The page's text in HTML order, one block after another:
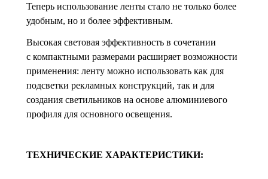
Теперь использование ленты стало не только более
удобным, но и более эффективным.
Высокая световая эффективность в сочетании
с компактными размерами расширяет возможности
применения: ленту можно использовать как для
подсветки рекламных конструкций, так и для
создания светильников на основе алюминиевого
профиля для основного освещения.
ТЕХНИЧЕСКИЕ ХАРАКТЕРИСТИКИ: